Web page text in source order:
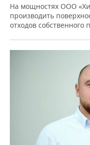
На мощностях ООО
производить
отходов собственного